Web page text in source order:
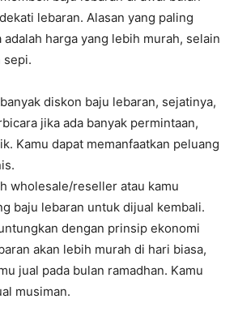
lebaran. Alasan yang paling
adalah harga yang lebih murah, selain
sepi.
diskon baju lebaran, sejatinya,
jika ada banyak permintaan,
Kamu dapat memanfaatkan peluang
wholesale/reseller atau kamu
baju lebaran untuk dijual kembali.
dengan prinsip ekonomi
akan lebih murah di hari biasa,
jual pada bulan ramadhan. Kamu
musiman.